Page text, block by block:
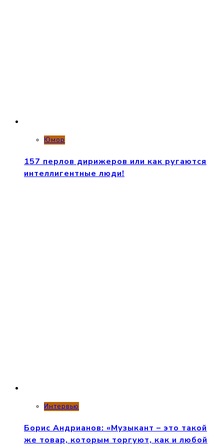
Юмор
157 перлов дирижеров или как ругаются
интеллигентные люди!
Интервью
Борис Андрианов: «Музыкант – это такой
же товар, которым торгуют, как и любой